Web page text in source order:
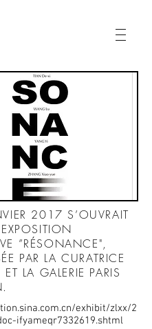
2017 S’OUVRAIT
”RÉSONANCE",
PAR LA CURATRICE
LA GALERIE PARIS
exhibit/zlxx/2
ifyameqr7332619.shtml